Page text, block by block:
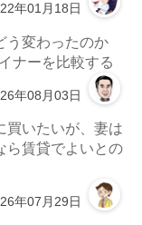
年01月18日
う変わったのか
ナーを比較する
年08月03日
買いたいが、妻は
ら賃貸でよいとの
年07月29日